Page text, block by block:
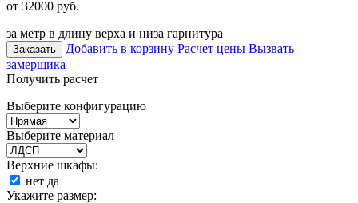
от 32000 руб.
за метр в длину верха и низа гарнитура
Заказать Добавить в корзину Расчет цены Вызвать
замерщика
Получить расчет
Выберите конфигурацию
Выберите материал
Верхние шкафы:
нет да
Укажите размер: